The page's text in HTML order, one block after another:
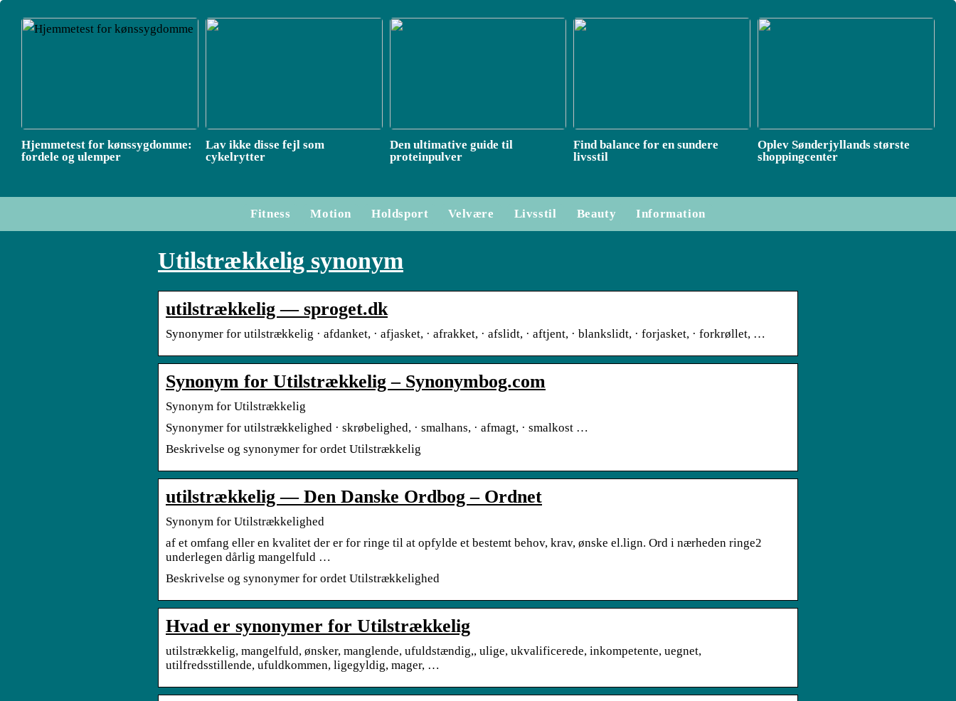
Hjemmetest for kønssygdomme:
fordele og ulemper
Lav ikke disse fejl som
cykelrytter
Den ultimative guide til
proteinpulver
Find balance for en sundere
livsstil
Oplev Sønderjyllands største
shoppingcenter
Fitness Motion Holdsport Velvære Livsstil Beauty Information
Utilstrækkelig synonym
utilstrækkelig — sproget.dk
Synonymer for utilstrækkelig · afdanket, · afjasket, · afrakket, · afslidt, · aftjent, · blankslidt, · forjasket, · forkrøllet, …
Synonym for Utilstrækkelig – Synonymbog.com
Synonym for Utilstrækkelig
Synonymer for utilstrækkelighed · skrøbelighed, · smalhans, · afmagt, · smalkost …
Beskrivelse og synonymer for ordet Utilstrækkelig
utilstrækkelig — Den Danske Ordbog – Ordnet
Synonym for Utilstrækkelighed
af et omfang eller en kvalitet der er for ringe til at opfylde et bestemt behov, krav, ønske el.lign. Ord i nærheden ringe2
underlegen dårlig mangelfuld …
Beskrivelse og synonymer for ordet Utilstrækkelighed
Hvad er synonymer for Utilstrækkelig
utilstrækkelig, mangelfuld, ønsker, manglende, ufuldstændig,, ulige, ukvalificerede, inkompetente, uegnet,
utilfredsstillende, ufuldkommen, ligegyldig, mager, …